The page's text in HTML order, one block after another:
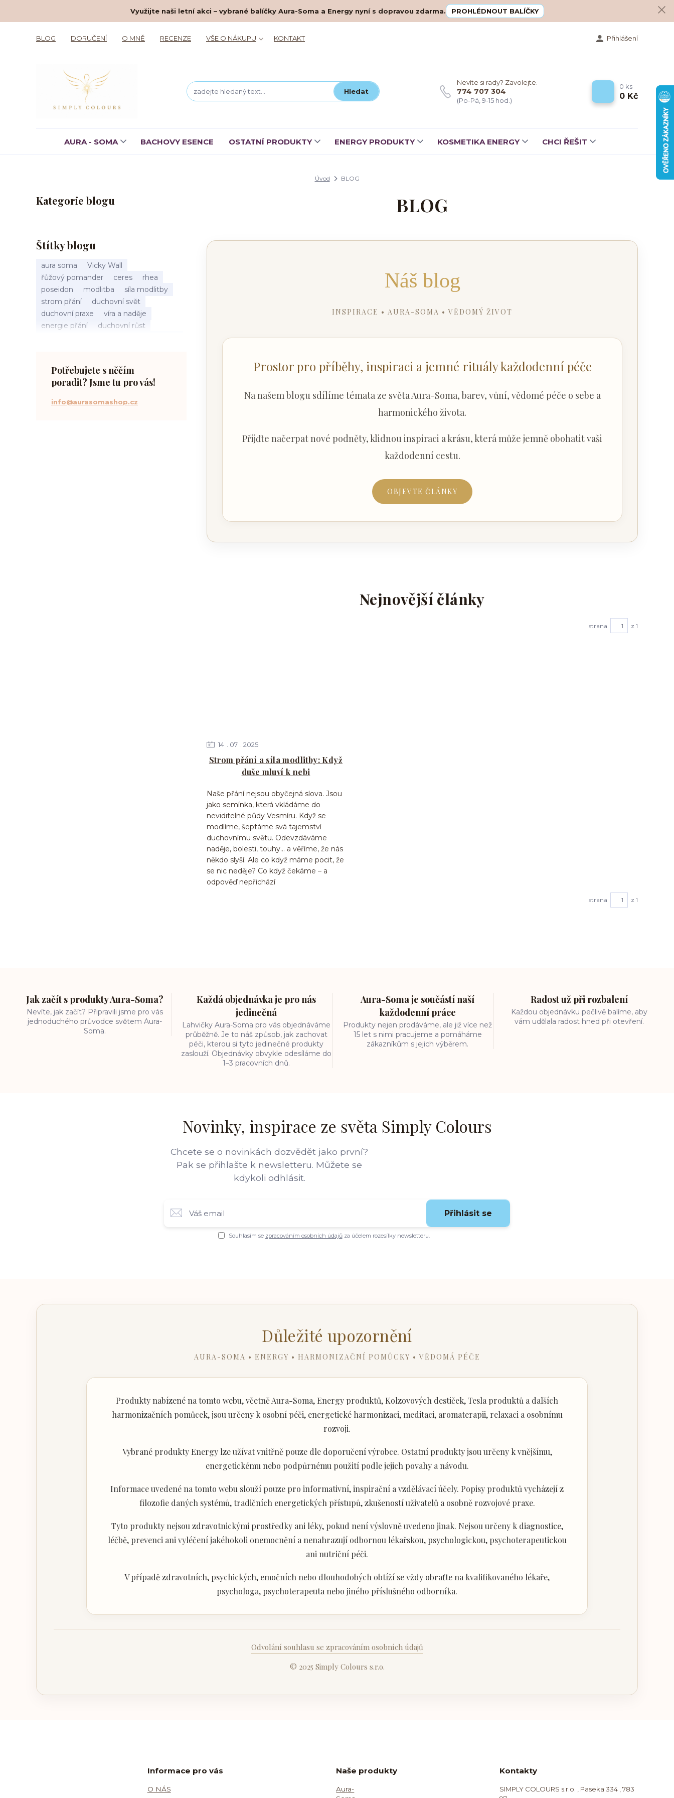
Využijte naši letní akci – vybrané balíčky Aura-Soma a Energy nyní s dopravou zdarma. PROHLÉDNOUT BALÍČKY
BLOG DORUČENÍ O MNĚ RECENZE VŠE O NÁKUPU KONTAKT Přihlášení
Hledat
Nevíte si rady? Zavolejte.
774 707 304
(Po-Pá, 9-15 hod.)
0 ks
0 Kč
AURA - SOMA BACHOVY ESENCE OSTATNÍ PRODUKTY ENERGY PRODUKTY KOSMETIKA ENERGY CHCI ŘEŠIT
Úvod BLOG
Kategorie blogu
Štítky blogu
aura soma
Vicky Wall
řůžový pomander
ceres
rhea
poseidon
modlitba
síla modlitby
strom přání
duchovní svět
duchovní praxe
víra a naděje
energie přání
duchovní růst
práce s energiemi
přání a manifestace
Potřebujete s něčím
poradit? Jsme tu pro vás!
info@aurasomashop.cz
BLOG
Náš blog
INSPIRACE • AURA-SOMA • VĚDOMÝ ŽIVOT
Prostor pro příběhy, inspiraci a jemné rituály každodenní péče
Na našem blogu sdílíme témata ze světa Aura-Soma, barev, vůní, vědomé péče o sebe a
harmonického života.
Přijďte načerpat nové podněty, klidnou inspiraci a krásu, která může jemně obohatit vaši
každodenní cestu.
OBJEVTE ČLÁNKY
Nejnovější články
strana z 1
Strom přání a síla modlitby: Když
duše mluví k nebi
14 07 2025
Naše přání nejsou obyčejná slova. Jsou
jako semínka, která vkládáme do
neviditelné půdy Vesmíru. Když se
modlíme, šeptáme svá tajemství
duchovnímu světu. Odevzdáváme
naděje, bolesti, touhy… a věříme, že nás
někdo slyší. Ale co když máme pocit, že
se nic neděje? Co když čekáme – a
odpověď nepřichází
strana z 1
Jak začít s produkty Aura-Soma?
Nevíte, jak začít? Připravili jsme pro vás
jednoduchého průvodce světem Aura-
Soma.
Každá objednávka je pro nás
jedinečná
Lahvičky Aura-Soma pro vás objednáváme
průběžně. Je to náš způsob, jak zachovat
péči, kterou si tyto jedinečné produkty
zaslouží. Objednávky obvykle odesíláme do
1–3 pracovních dnů.
Aura-Soma je součástí naší
každodenní práce
Produkty nejen prodáváme, ale již více než
15 let s nimi pracujeme a pomáháme
zákazníkům s jejich výběrem.
Radost už při rozbalení
Každou objednávku pečlivě balíme, aby
vám udělala radost hned při otevření.
Novinky, inspirace ze světa Simply Colours
Chcete se o novinkách dozvědět jako první?
Pak se přihlašte k newsletteru. Můžete se
kdykoli odhlásit.
Přihlásit se
Souhlasím se zpracováním osobních údajůza účelem rozesílky newsletteru.
Důležité upozornění
AURA-SOMA • ENERGY • HARMONIZAČNÍ POMŮCKY • VĚDOMÁ PÉČE
Produkty nabízené na tomto webu, včetně Aura-Soma, Energy produktů, Kolzovových destiček, Tesla produktů a dalších
harmonizačních pomůcek, jsou určeny k osobní péči, energetické harmonizaci, meditaci, aromaterapii, relaxaci a osobnímu
rozvoji.
Vybrané produkty Energy lze užívat vnitřně pouze dle doporučení výrobce. Ostatní produkty jsou určeny k vnějšímu,
energetickému nebo podpůrnému použití podle jejich povahy a návodu.
Informace uvedené na tomto webu slouží pouze pro informativní, inspirační a vzdělávací účely. Popisy produktů vycházejí z
filozofie daných systémů, tradičních energetických přístupů, zkušeností uživatelů a osobně rozvojové praxe.
Tyto produkty nejsou zdravotnickými prostředky ani léky, pokud není výslovně uvedeno jinak. Nejsou určeny k diagnostice,
léčbě, prevenci ani vyléčení jakéhokoli onemocnění a nenahrazují odbornou lékařskou, psychologickou, psychoterapeutickou
ani nutriční péči.
V případě zdravotních, psychických, emočních nebo dlouhodobých obtíží se vždy obraťte na kvalifikovaného lékaře,
psychologa, psychoterapeuta nebo jiného příslušného odborníka.
Odvolání souhlasu se zpracováním osobních údajů
© 2025 Simply Colours s.r.o.
Informace pro vás
O NÁS
Naše produkty
Aura-
Kontakty
SIMPLY COLOURS s.r.o. , Paseka 334 , 783